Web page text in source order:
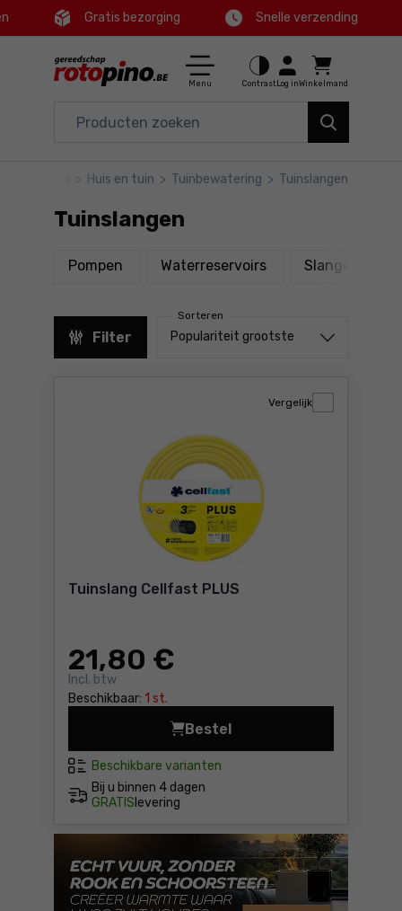
Ctrl
Hoofdmenu
Filters
Producten
Voettekst
Gratis bezorging Snelle verzending
Menu Contrast Log inWinkelmand
Huis en tuin
Aanbiedingen
> Huis en tuin > Tuinbewatering > Tuinslangen
Tuinslangen
Pompen producten
Waterreservoirs producten
Filter
Sorteren
Sorteren uit
Populariteit grootste
Tuinslang Cellfast PLUS
21,80 €
Incl. btw
Beschikbaar: 1 st.
Vergelijk
Beschikbare varianten
Bij u binnen 4 dagen
GRATIS levering
Bestel
Tuinslang Cellfast PLUS